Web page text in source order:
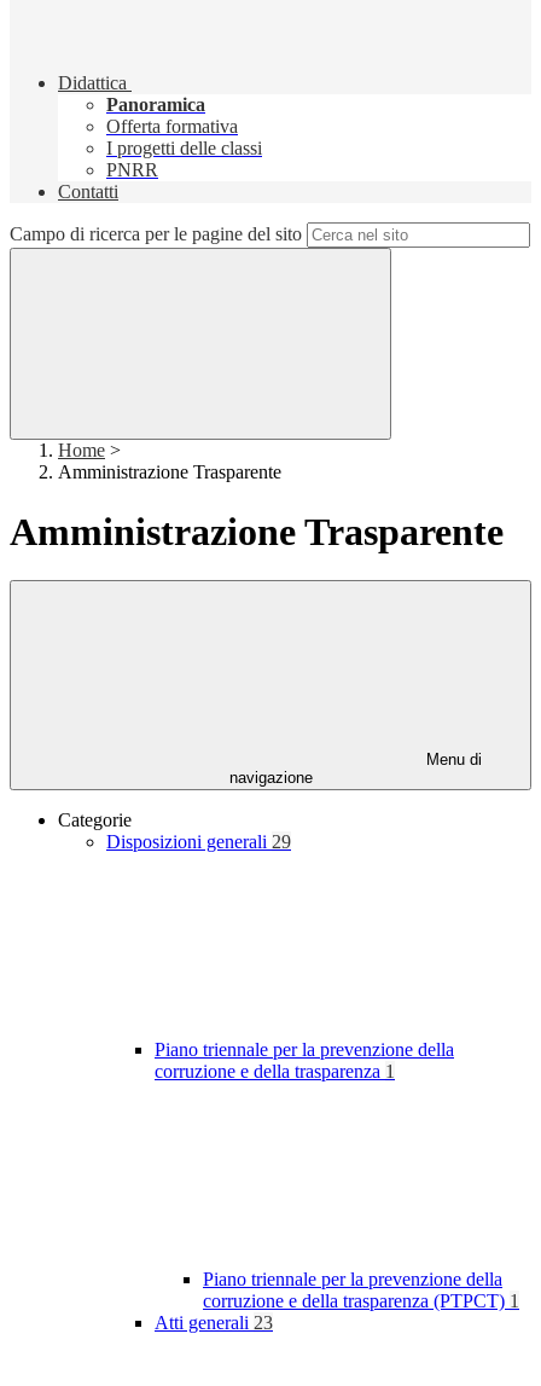
Didattica
Panoramica
Offerta formativa
I progetti delle classi
PNRR
Contatti
Campo di ricerca per le pagine del sito
Home >
Amministrazione Trasparente
Amministrazione Trasparente
Menu di
navigazione
Categorie
Disposizioni generali 29
Piano triennale per la prevenzione della
corruzione e della trasparenza 1
Piano triennale per la prevenzione della
corruzione e della trasparenza (PTPCT) 1
Atti generali 23